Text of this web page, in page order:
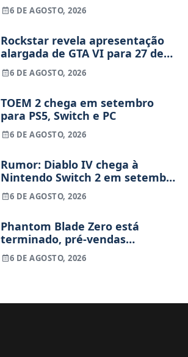
6 DE AGOSTO, 2026
Rockstar revela apresentação
alargada de GTA VI para 27 de
agosto
6 DE AGOSTO, 2026
TOEM 2 chega em setembro
para PS5, Switch e PC
6 DE AGOSTO, 2026
Rumor: Diablo IV chega à
Nintendo Switch 2 em setembro
e vai custar o preço de um jogo
novo
6 DE AGOSTO, 2026
Phantom Blade Zero está
terminado, pré-vendas
começam na próxima semana
6 DE AGOSTO, 2026